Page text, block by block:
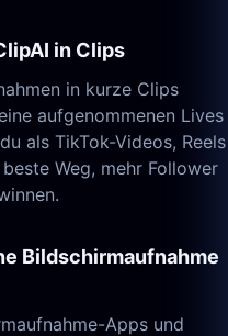
in Clips
in kurze Clips
aufgenommenen Lives
als TikTok-Videos, Reels
Weg, mehr Follower
Bildschirmaufnahme
Apps und